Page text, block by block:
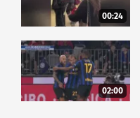
00:24
02:00